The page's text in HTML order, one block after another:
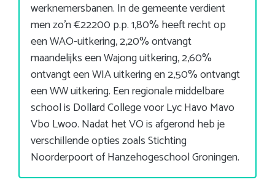
werknemersbanen. In de gemeente verdient
men zo’n €22200 p.p. 1,80% heeft recht op
een WAO-uitkering, 2,20% ontvangt
maandelijks een Wajong uitkering, 2,60%
ontvangt een WIA uitkering en 2,50% ontvangt
een WW uitkering. Een regionale middelbare
school is Dollard College voor Lyc Havo Mavo
Vbo Lwoo. Nadat het VO is afgerond heb je
verschillende opties zoals Stichting
Noorderpoort of Hanzehogeschool Groningen.